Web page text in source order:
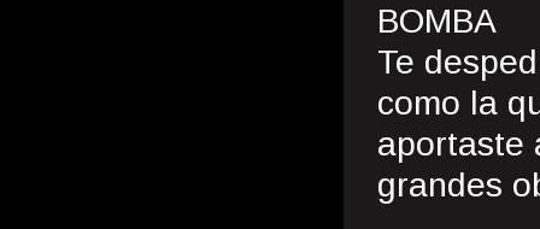
BOMBA
Te
como la
aportaste
grandes